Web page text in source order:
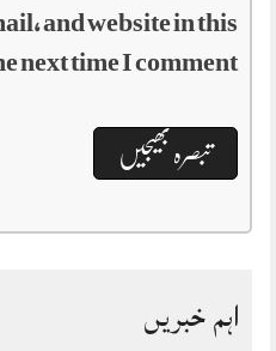
and website in this
next time I comment.
اہم خبریں